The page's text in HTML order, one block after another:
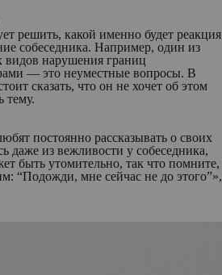
решить, какой именно будет реакция
собеседника. Например, один из
видов нарушения границ
— это неуместные вопросы. В
сказать, что он не хочет об этом
тему.
постоянно рассказывать о своих
даже из вежливости у собеседника,
быть утомительно, так что помните,
“Подожди, мне сейчас не до этого”»,